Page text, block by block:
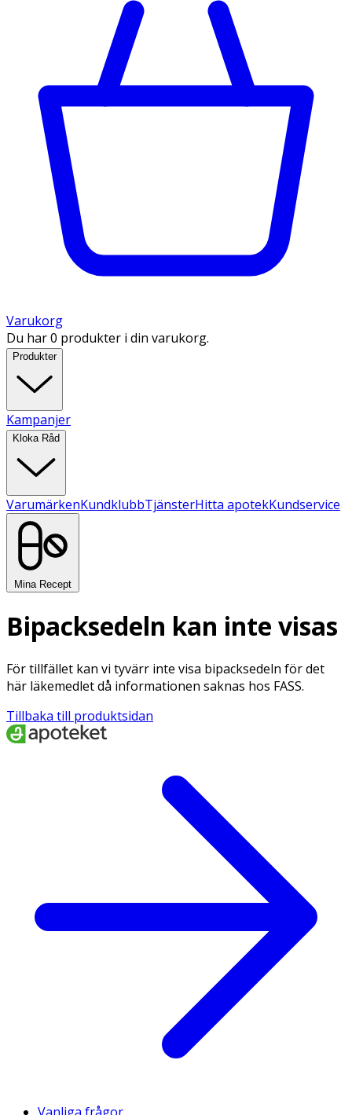
Varukorg
Du har 0 produkter i din varukorg.
Produkter
Kampanjer
Kloka Råd
VarumärkenKundklubbTjänsterHitta apotekKundservice
Mina Recept
Bipacksedeln kan inte visas
För tillfället kan vi tyvärr inte visa bipacksedeln för det
här läkemedlet då informationen saknas hos FASS.
Tillbaka till produktsidan